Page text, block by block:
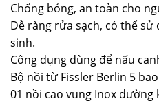
Chống bỏng, an toàn cho
Dễ ràng rửa sạch, có thể
sinh.
Công dụng dùng để nấu
Bộ nồi từ Fissler Berlin 5
01 nồi cao vung Inox đường